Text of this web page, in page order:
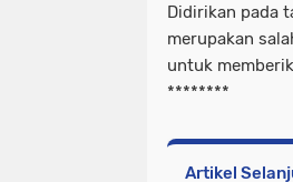
Didirikan pada
merupakan
untuk
********
Artikel